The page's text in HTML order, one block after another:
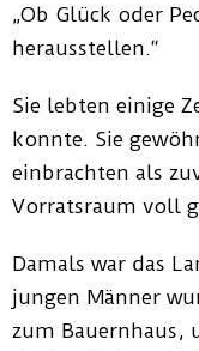
„Ob Glück oder
herausstellen.“
Sie lebten einige
konnte. Sie
einbrachten als
Vorratsraum voll
Damals war das
jungen Männer
zum Bauernhaus,